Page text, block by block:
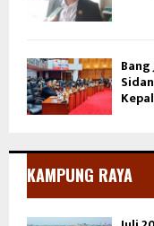
KAMPUNG RAYA